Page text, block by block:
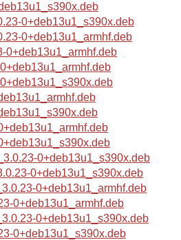
0+deb13u1_s390x.deb
0+deb13u1_armhf.deb
0+deb13u1_armhf.deb
0+deb13u1_s390x.deb
0+deb13u1_s390x.deb
0+deb13u1_armhf.deb
0+deb13u1_armhf.deb
0+deb13u1_s390x.deb
0+deb13u1_s390x.deb